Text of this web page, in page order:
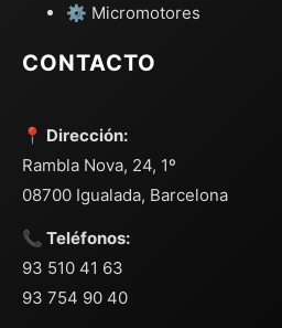
⚙️ Micromotores
CONTACTO
📍 Dirección:
Rambla Nova, 24, 1º
08700 Igualada, Barcelona
📞 Teléfonos:
93 510 41 63
93 754 90 40